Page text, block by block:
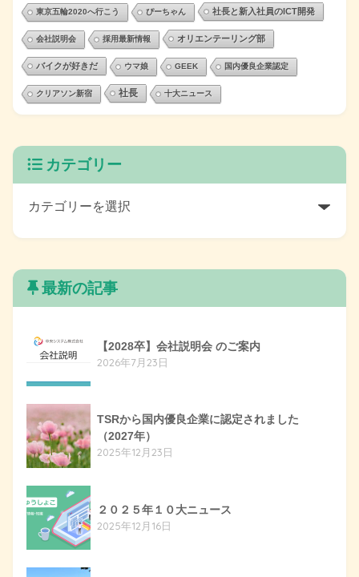
東京五輪2020へ行こう ぴーちゃん 社長と新入社員のICT開発
会社説明会 採用最新情報 オリエンテーリング部
バイクが好きだ ウマ娘 GEEK 国内優良企業認定
クリアソン新宿 社長 十大ニュース
カテゴリー
最新の記事
【2028卒】会社説明会 のご案内
2026年7月23日
TSRから国内優良企業に認定されました
（2027年）
2025年12月23日
２０２５年１０大ニュース
2025年12月16日